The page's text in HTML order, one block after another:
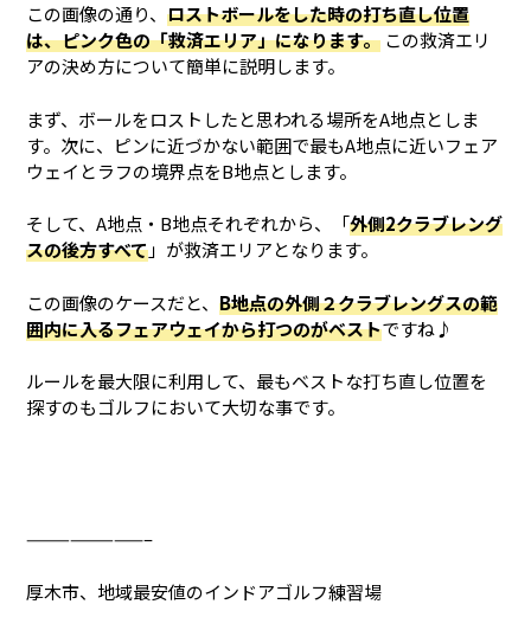
この画像の通り、ロストボールをした時の打ち直し位置
は、ピンク色の「救済エリア」になります。 この救済エリ
アの決め方について簡単に説明します。
まず、ボールをロストしたと思われる場所をA地点としま
す。次に、ピンに近づかない範囲で最もA地点に近いフェア
ウェイとラフの境界点をB地点とします。
そして、A地点・B地点それぞれから、「外側2クラブレング
スの後方すべて」が救済エリアとなります。
この画像のケースだと、B地点の外側２クラブレングスの範
囲内に入るフェアウェイから打つのがベストですね♪
ルールを最大限に利用して、最もベストな打ち直し位置を
探すのもゴルフにおいて大切な事です。
————————–
厚木市、地域最安値のインドアゴルフ練習場